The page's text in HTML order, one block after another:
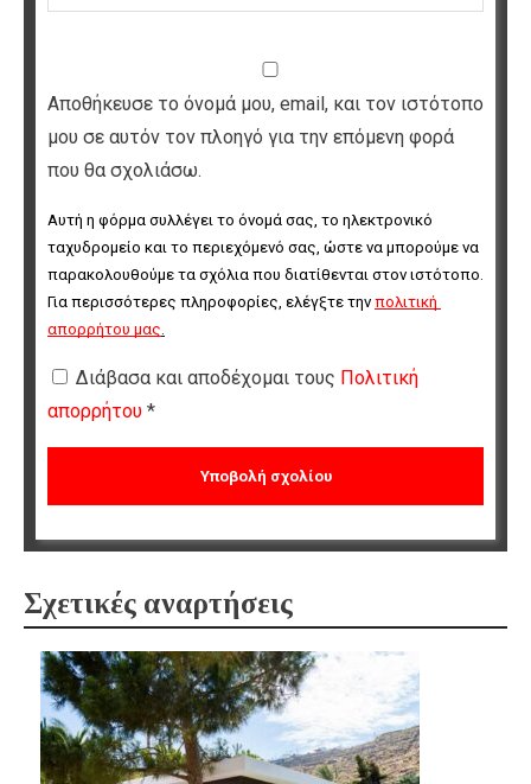
Αποθήκευσε το όνομά μου, email, και τον ιστότοπο
μου σε αυτόν τον πλοηγό για την επόμενη φορά
που θα σχολιάσω.
Αυτή η φόρμα συλλέγει το όνομά σας, το ηλεκτρονικό
ταχυδρομείο και το περιεχόμενό σας, ώστε να μπορούμε να
παρακολουθούμε τα σχόλια που διατίθενται στον ιστότοπο.
Για περισσότερες πληροφορίες, ελέγξτε την πολιτική
απορρήτου μας.
Διάβασα και αποδέχομαι τους Πολιτική
απορρήτου *
Σχετικές αναρτήσεις